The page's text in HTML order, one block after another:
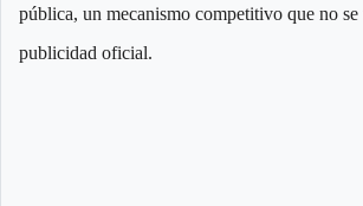
pública, un mecanismo competitivo que no
publicidad oficial.